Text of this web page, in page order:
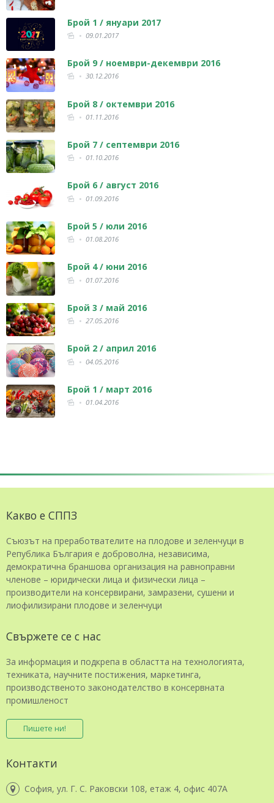
Брой 1 / януари 2017
09.01.2017
Брой 9 / ноември-декември 2016
30.12.2016
Брой 8 / октември 2016
01.11.2016
Брой 7 / септември 2016
01.10.2016
Брой 6 / август 2016
01.09.2016
Брой 5 / юли 2016
01.08.2016
Брой 4 / юни 2016
01.07.2016
Брой 3 / май 2016
27.05.2016
Брой 2 / април 2016
04.05.2016
Брой 1 / март 2016
01.04.2016
Какво е СППЗ
Съюзът на преработвателите на плодове и зеленчуци в
Република България е доброволна, независима,
демократична браншова организация на равноправни
членове – юридически лица и физически лица –
производители на консервирани, замразени, сушени и
лиофилизирани плодове и зеленчуци
Свържете се с нас
За информация и подкрепа в областта на технологията,
техниката, научните постижения, маркетинга,
производственото законодателство в консервната
промишленост
Пишете ни!
Контакти
София, ул. Г. С. Раковски 108, етаж 4, офис 407А